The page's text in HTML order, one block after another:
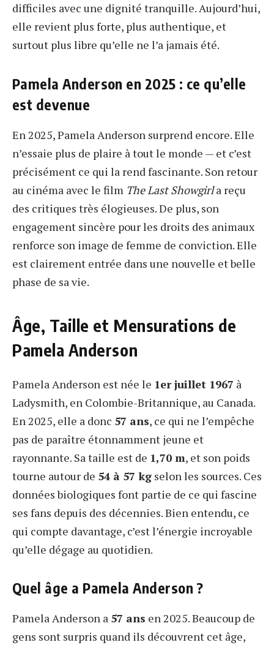
difficiles avec une dignité tranquille. Aujourd’hui,
elle revient plus forte, plus authentique, et
surtout plus libre qu’elle ne l’a jamais été.
Pamela Anderson en 2025 : ce qu’elle
est devenue
En 2025, Pamela Anderson surprend encore. Elle
n’essaie plus de plaire à tout le monde — et c’est
précisément ce qui la rend fascinante. Son retour
au cinéma avec le film The Last Showgirla reçu
des critiques très élogieuses. De plus, son
engagement sincère pour les droits des animaux
renforce son image de femme de conviction. Elle
est clairement entrée dans une nouvelle et belle
phase de sa vie.
Âge, Taille et Mensurations de
Pamela Anderson
Pamela Anderson est née le 1er juillet 1967 à
Ladysmith, en Colombie-Britannique, au Canada.
En 2025, elle a donc 57 ans, ce qui ne l’empêche
pas de paraître étonnamment jeune et
rayonnante. Sa taille est de 1,70 m, et son poids
tourne autour de 54 à 57 kg selon les sources. Ces
données biologiques font partie de ce qui fascine
ses fans depuis des décennies. Bien entendu, ce
qui compte davantage, c’est l’énergie incroyable
qu’elle dégage au quotidien.
Quel âge a Pamela Anderson ?
Pamela Anderson a 57 ans en 2025. Beaucoup de
gens sont surpris quand ils découvrent cet âge,